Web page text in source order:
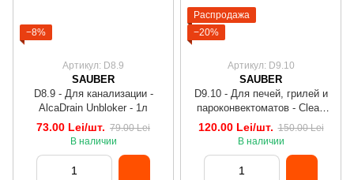
−8%
Артикул: D8.9
SAUBER
D8.9 - Для канализации -
AlcaDrain Unbloker - 1л
73.00 Lei/шт. 79.00 Lei
В наличии
Распродажа
−20%
Артикул: D9.10
SAUBER
D9.10 - Для печей, грилей и
пароконвектоматов - Clean
Auto Oven Det - 1л
120.00 Lei/шт. 150.00 Lei
В наличии